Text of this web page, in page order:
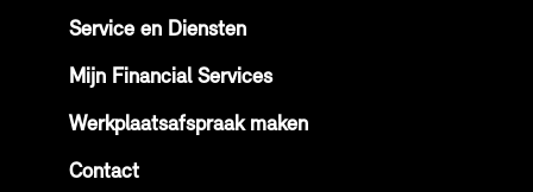
Service en Diensten
Mijn Financial Services
Werkplaatsafspraak maken
Contact